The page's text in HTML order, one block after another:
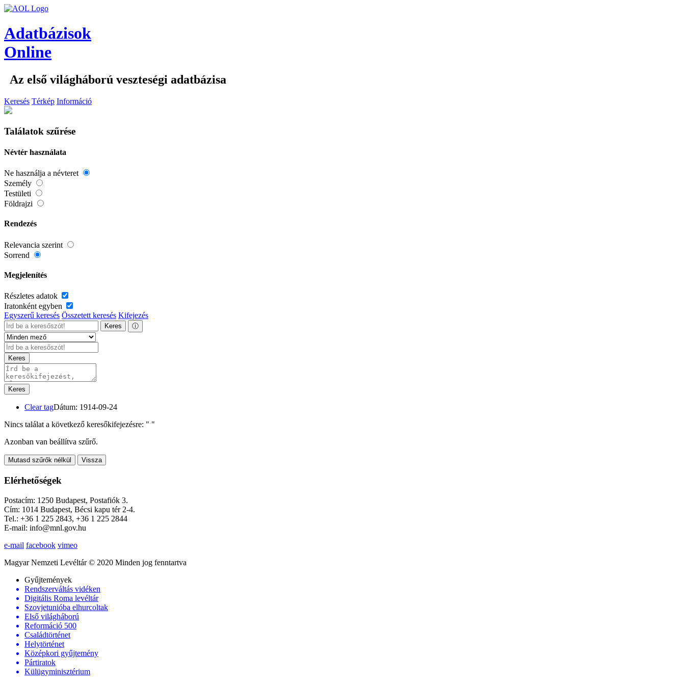
Adatbázisok
Online
Az első világháború veszteségi adatbázisa
Keresés Térkép Információ
Találatok szűrése
Névtér használata
Ne használja a névteret
Személy
Testületi
Földrajzi
Rendezés
Relevancia szerint
Sorrend
Megjelenítés
Részletes adatok
Iratonként egyben
Egyszerű keresés Összetett keresés Kifejezés
Keres ⓘ
Keres
Keres
Clear tagDátum: 1914-09-24
Nincs találat a következő keresőkifejezésre: " "
Azonban van beállítva szűrő.
Mutasd szűrők nélkül Vissza
Elérhetőségek
Postacím: 1250 Budapest, Postafiók 3.
Cím: 1014 Budapest, Bécsi kapu tér 2-4.
Tel.: +36 1 225 2843, +36 1 225 2844
E-mail: info@mnl.gov.hu
e-mail facebook vimeo
Magyar Nemzeti Levéltár © 2020 Minden jog fenntartva
Gyűjtemények
Rendszerváltás vidéken
Digitális Roma levéltár
Szovjetunióba elhurcoltak
Első világháború
Reformáció 500
Családtörténet
Helytörténet
Középkori gyűjtemény
Pártiratok
Külügyminisztérium